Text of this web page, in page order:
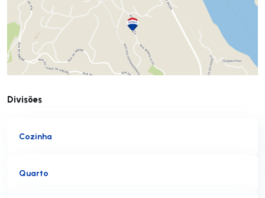
Divisões
Cozinha
Quarto